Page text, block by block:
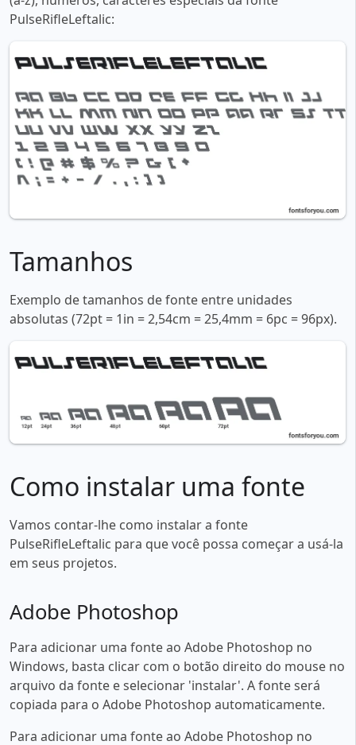
PulseRifleLeftalic:
Tamanhos
Exemplo de tamanhos de fonte entre unidades
absolutas (72pt = 1in = 2,54cm = 25,4mm = 6pc = 96px).
Como instalar uma fonte
Vamos contar-lhe como instalar a fonte
PulseRifleLeftalic para que você possa começar a usá-la
em seus projetos.
Adobe Photoshop
Para adicionar uma fonte ao Adobe Photoshop no
Windows, basta clicar com o botão direito do mouse no
arquivo da fonte e selecionar 'instalar'. A fonte será
copiada para o Adobe Photoshop automaticamente.
Para adicionar uma fonte ao Adobe Photoshop no